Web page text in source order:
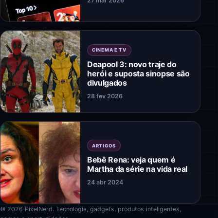
CINEMA E TV
Deapool 3: novo traje do
herói e suposta sinopse são
divulgados
28 fev 2026
ARTIGOS
Bebê Rena: veja quem é
Martha da série na vida real
24 abr 2024
© 2026 PixelNerd. Tecnologia, gadgets, produtos inteligentes,